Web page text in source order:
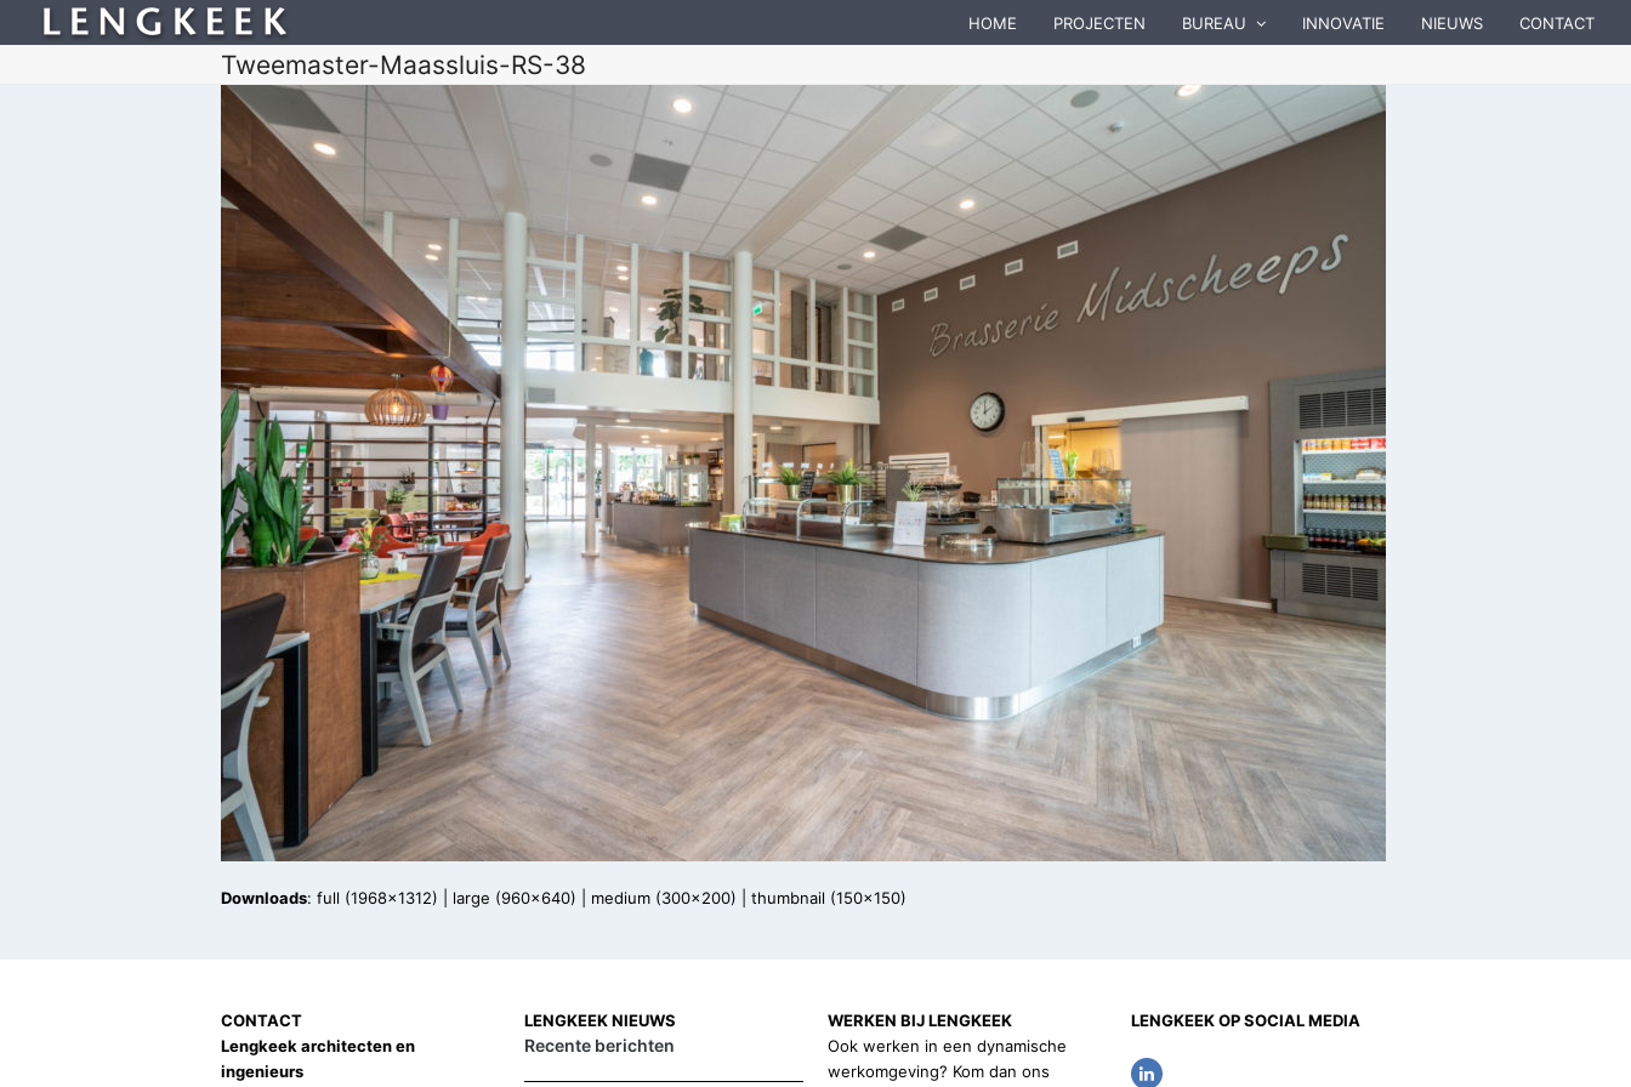
HOME PROJECTEN BUREAU INNOVATIE NIEUWS CONTACT
Tweemaster-Maassluis-RS-38
Downloads: full (1968x1312) large (960x640) medium (300x200) thumbnail (150x150)
CONTACT
Lengkeek architecten en
ingenieurs
LENGKEEK NIEUWS
Recente berichten
WERKEN BIJ LENGKEEK
Ook werken in een dynamische
werkomgeving? Kom dan ons
LENGKEEK OP SOCIAL MEDIA
L